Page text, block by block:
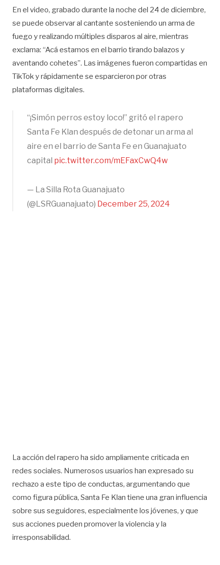
En el video, grabado durante la noche del 24 de diciembre,
se puede observar al cantante sosteniendo un arma de
fuego y realizando múltiples disparos al aire, mientras
exclama: “Acá estamos en el barrio tirando balazos y
aventando cohetes”. Las imágenes fueron compartidas en
TikTok y rápidamente se esparcieron por otras
plataformas digitales.
“¡Simón perros estoy loco!” gritó el rapero
Santa Fe Klan después de detonar un arma al
aire en el barrio de Santa Fe en Guanajuato
capital pic.twitter.com/mEFaxCwQ4w
— La Silla Rota Guanajuato
(@LSRGuanajuato) December 25, 2024
La acción del rapero ha sido ampliamente criticada en
redes sociales. Numerosos usuarios han expresado su
rechazo a este tipo de conductas, argumentando que
como figura pública, Santa Fe Klan tiene una gran influencia
sobre sus seguidores, especialmente los jóvenes, y que
sus acciones pueden promover la violencia y la
irresponsabilidad.